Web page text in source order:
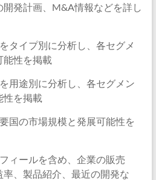
発計画、M&A情報などを詳し
タイプ別に分析し、各セグメ
能性を掲載
用途別に分析し、各セグメン
性を掲載
国の市場規模と発展可能性を
ィールを含め、企業の販売
、製品紹介、最近の開発な